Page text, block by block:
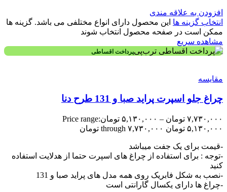
افزودن به علاقه مندی
انتخاب گزینه ها این محصول دارای انواع مختلفی می باشد. گزینه ها
ممکن است در صفحه محصول انتخاب شوند
مشاهده سریع
پرداخت اقساطی
مقایسه
چراغ جلو اسپرت پراید صبا و 131 طرح دنا
۷,۷۳۰,۰۰۰ تومان – ۵,۱۳۰,۰۰۰ تومانPrice range:
۵,۱۳۰,۰۰۰ تومان through ۷,۷۳۰,۰۰۰ تومان
-قیمت برای یک جفت میباشد
-توجه : برای استفاده از چراغ های اسپرت حتما از هدلایت استفاده
کنید
-نصب به شکل فابریک روی همه مدل های پراید صبا و 131
-چراغ ها دارای یکسال گارانتی است